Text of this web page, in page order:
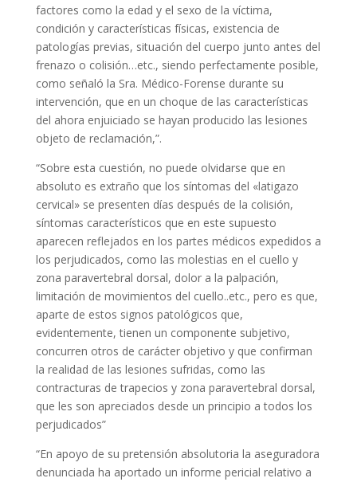
factores como la edad y el sexo de la víctima,
condición y características físicas, existencia de
patologías previas, situación del cuerpo junto antes del
frenazo o colisión…etc., siendo perfectamente posible,
como señaló la Sra. Médico-Forense durante su
intervención, que en un choque de las características
del ahora enjuiciado se hayan producido las lesiones
objeto de reclamación,”.
“Sobre esta cuestión, no puede olvidarse que en
absoluto es extraño que los síntomas del «latigazo
cervical» se presenten días después de la colisión,
síntomas característicos que en este supuesto
aparecen reflejados en los partes médicos expedidos a
los perjudicados, como las molestias en el cuello y
zona paravertebral dorsal, dolor a la palpación,
limitación de movimientos del cuello..etc., pero es que,
aparte de estos signos patológicos que,
evidentemente, tienen un componente subjetivo,
concurren otros de carácter objetivo y que confirman
la realidad de las lesiones sufridas, como las
contracturas de trapecios y zona paravertebral dorsal,
que les son apreciados desde un principio a todos los
perjudicados”
“En apoyo de su pretensión absolutoria la aseguradora
denunciada ha aportado un informe pericial relativo a